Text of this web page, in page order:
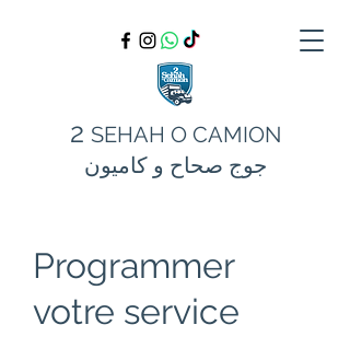
2 SEHAH O CAMION
جوج صحاح و كاميون
Programmer
votre service